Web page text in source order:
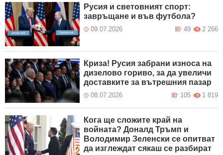
Русия и световният спорт:
завръщане и във футбола?
09.07.2026 2 266
49
Криза! Русия забрани износа на
дизелово гориво, за да увеличи
доставките за вътрешния пазар
08.07.2026 1 819
105
Кога ще сложите край на
войната? Доналд Тръмп и
Володимир Зеленски се опитват
да изглеждат сякаш се разбират